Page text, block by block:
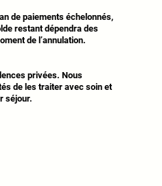
de paiements échelonnés,
restant dépendra des
de l’annulation.
privées. Nous
de les traiter avec soin et
séjour.